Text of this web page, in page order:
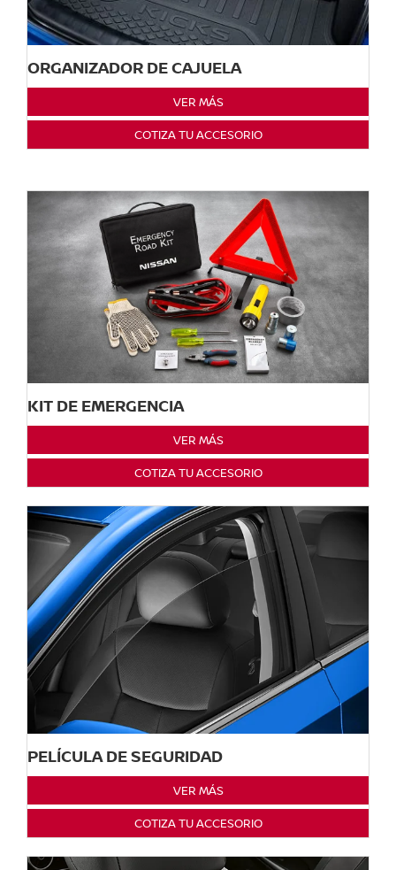
ORGANIZADOR DE CAJUELA
VER MÁS
COTIZA TU ACCESORIO
KIT DE EMERGENCIA
VER MÁS
COTIZA TU ACCESORIO
PELÍCULA DE SEGURIDAD
VER MÁS
COTIZA TU ACCESORIO